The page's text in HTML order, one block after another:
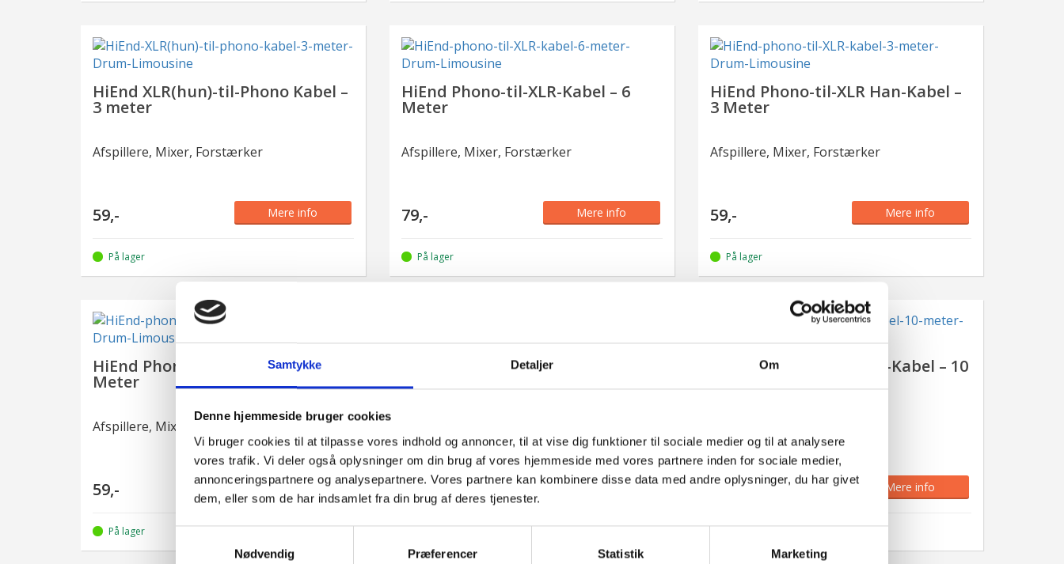
Samtykke Detaljer Om
Denne hjemmeside bruger cookies
Vi bruger cookies til at tilpasse vores indhold og annoncer, til at vise dig funktioner til sociale medier og til at analysere
vores trafik. Vi deler også oplysninger om din brug af vores hjemmeside med vores partnere inden for sociale medier,
annonceringspartnere og analysepartnere. Vores partnere kan kombinere disse data med andre oplysninger, du har givet
dem, eller som de har indsamlet fra din brug af deres tjenester.
Nødvendig
Præferencer Statistik Marketing
HiEnd XLR(hun)-til-Phono Kabel –
3 meter
Afspillere, Mixer, Forstærker
59,- Mere info
På lager
HiEnd Phono-til-XLR-Kabel – 6
Meter
Afspillere, Mixer, Forstærker
79,- Mere info
På lager
HiEnd Phono-til-XLR Han-Kabel –
3 Meter
Afspillere, Mixer, Forstærker
59,- Mere info
På lager
HiEnd Phono-til-Jack-Kabel – 10
Meter
Afspillere, Mixer, Forstærker
59,- Mere info
På lager
HiEnd Phono-til-Jack-Kabel – 3
Meter
39,- Mere info
HiEnd Phono-til-Phono-Kabel – 10
59,- Mere info